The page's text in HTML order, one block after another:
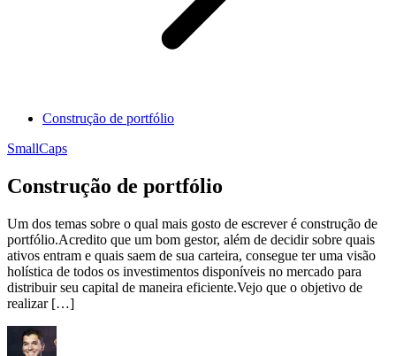
Construção de portfólio
SmallCaps
Construção de portfólio
Um dos temas sobre o qual mais gosto de escrever é construção de
portfólio.Acredito que um bom gestor, além de decidir sobre quais
ativos entram e quais saem de sua carteira, consegue ter uma visão
holística de todos os investimentos disponíveis no mercado para
distribuir seu capital de maneira eficiente.Vejo que o objetivo de
realizar […]